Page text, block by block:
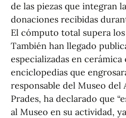
de las piezas que integran
donaciones recibidas
El cómputo total supera
También han llegado
especializadas en
enciclopedias que
responsable del Museo del
Prades, ha declarado que
al Museo en su actividad,